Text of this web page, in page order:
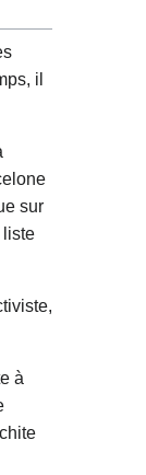
il
sur
liste
à